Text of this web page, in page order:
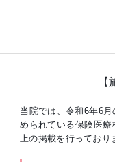
当院では、令和6年6
められている保険医療
上の掲載を行っており